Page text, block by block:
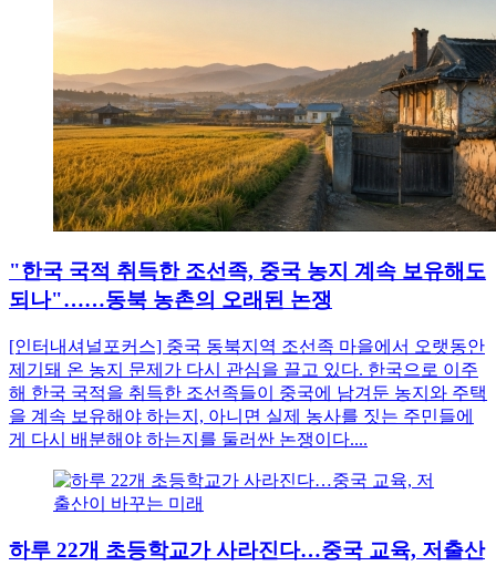
"한국 국적 취득한 조선족, 중국 농지 계속 보유해도
되나"……동북 농촌의 오래된 논쟁
[인터내셔널포커스] 중국 동북지역 조선족 마을에서 오랫동안
제기돼 온 농지 문제가 다시 관심을 끌고 있다. 한국으로 이주
해 한국 국적을 취득한 조선족들이 중국에 남겨둔 농지와 주택
을 계속 보유해야 하는지, 아니면 실제 농사를 짓는 주민들에
게 다시 배분해야 하는지를 둘러싼 논쟁이다....
하루 22개 초등학교가 사라진다…중국 교육, 저출산